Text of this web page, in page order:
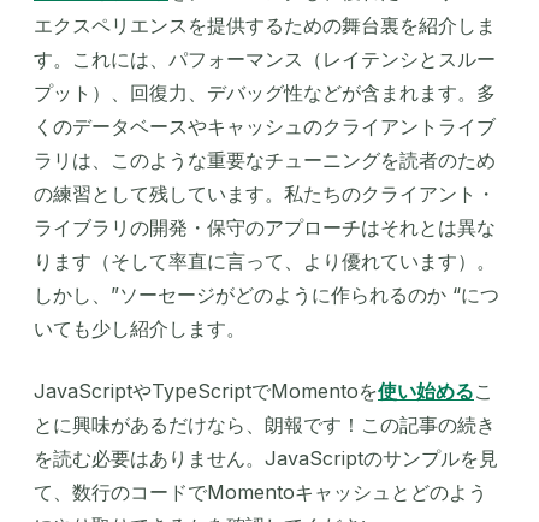
エクスペリエンスを提供するための舞台裏を紹介しま
す。これには、パフォーマンス（レイテンシとスルー
プット）、回復力、デバッグ性などが含まれます。多
くのデータベースやキャッシュのクライアントライブ
ラリは、このような重要なチューニングを読者のため
の練習として残しています。私たちのクライアント・
ライブラリの開発・保守のアプローチはそれとは異な
ります（そして率直に言って、より優れています）。
しかし、”ソーセージがどのように作られるのか “につ
いても少し紹介します。
JavaScriptやTypeScriptでMomentoを使い始めるこ
とに興味があるだけなら、朗報です！この記事の続き
を読む必要はありません。JavaScriptのサンプルを見
て、数行のコードでMomentoキャッシュとどのよう